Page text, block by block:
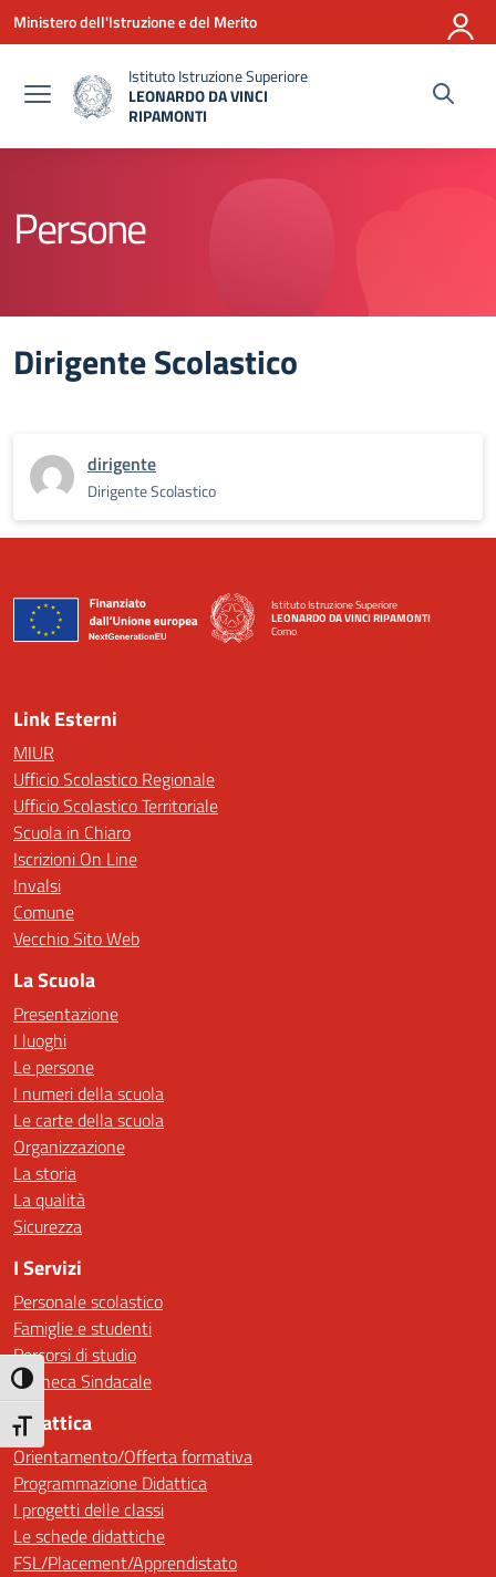
Attiva/disattiva alto contrasto
Attiva/disattiva dimensione testo
Vai ai contenuti
Vai al menu di navigazione
Vai al footer
Ministero dell'Istruzione e del Merito
Istituto Istruzione Superiore
LEONARDO DA VINCI
RIPAMONTI
Persone
Dirigente Scolastico
dirigente
Dirigente Scolastico
Istituto Istruzione Superiore
LEONARDO DA VINCI RIPAMONTI
Como
Link Esterni
MIUR
Ufficio Scolastico Regionale
Ufficio Scolastico Territoriale
Scuola in Chiaro
Iscrizioni On Line
Invalsi
Comune
Vecchio Sito Web
La Scuola
Presentazione
I luoghi
Le persone
I numeri della scuola
Le carte della scuola
Organizzazione
La storia
La qualità
Sicurezza
I Servizi
Personale scolastico
Famiglie e studenti
Percorsi di studio
Bacheca Sindacale
Didattica
Orientamento/Offerta formativa
Programmazione Didattica
I progetti delle classi
Le schede didattiche
FSL/Placement/Apprendistato